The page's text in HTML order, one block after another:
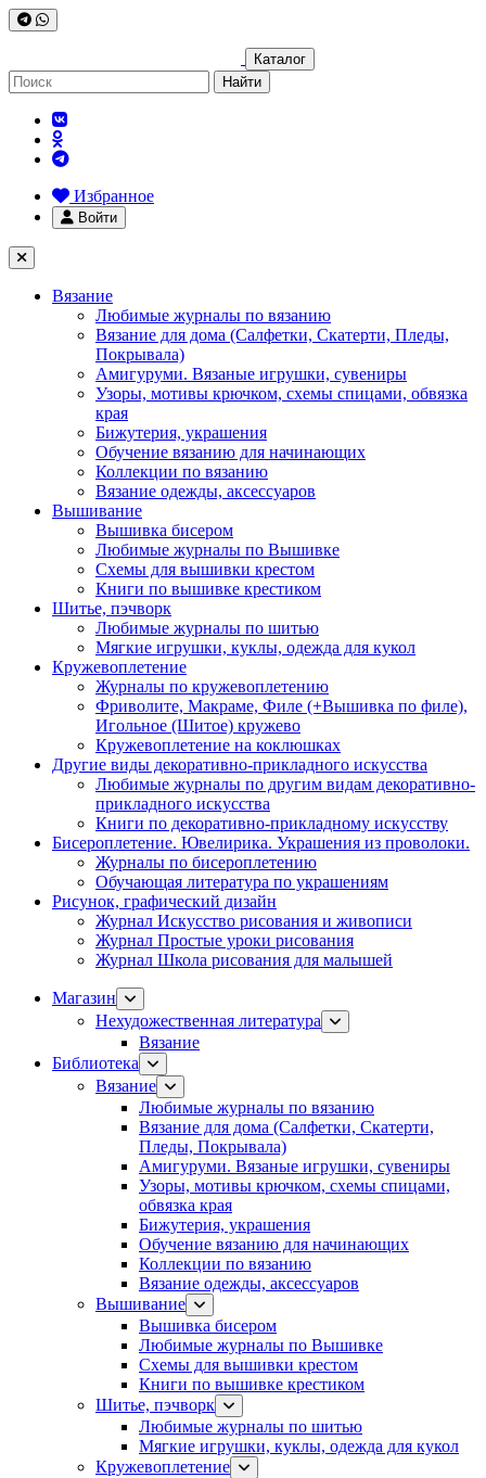
Каталог
Найти
Избранное
Войти
Вязание
Любимые журналы по вязанию
Вязание для дома (Салфетки, Скатерти, Пледы,
Покрывала)
Амигуруми. Вязаные игрушки, сувениры
Узоры, мотивы крючком, схемы спицами, обвязка
края
Бижутерия, украшения
Обучение вязанию для начинающих
Коллекции по вязанию
Вязание одежды, аксессуаров
Вышивание
Вышивка бисером
Любимые журналы по Вышивке
Схемы для вышивки крестом
Книги по вышивке крестиком
Шитье, пэчворк
Любимые журналы по шитью
Мягкие игрушки, куклы, одежда для кукол
Кружевоплетение
Журналы по кружевоплетению
Фриволите, Макраме, Филе (+Вышивка по филе),
Игольное (Шитое) кружево
Кружевоплетение на коклюшках
Другие виды декоративно-прикладного искусства
Любимые журналы по другим видам декоративно-
прикладного искусства
Книги по декоративно-прикладному искусству
Бисероплетение. Ювелирика. Украшения из проволоки.
Журналы по бисероплетению
Обучающая литература по украшениям
Рисунок, графический дизайн
Журнал Искусство рисования и живописи
Журнал Простые уроки рисования
Журнал Школа рисования для малышей
Магазин
Нехудожественная литература
Вязание
Библиотека
Вязание
Любимые журналы по вязанию
Вязание для дома (Салфетки, Скатерти,
Пледы, Покрывала)
Амигуруми. Вязаные игрушки, сувениры
Узоры, мотивы крючком, схемы спицами,
обвязка края
Бижутерия, украшения
Обучение вязанию для начинающих
Коллекции по вязанию
Вязание одежды, аксессуаров
Вышивание
Вышивка бисером
Любимые журналы по Вышивке
Схемы для вышивки крестом
Книги по вышивке крестиком
Шитье, пэчворк
Любимые журналы по шитью
Мягкие игрушки, куклы, одежда для кукол
Кружевоплетение